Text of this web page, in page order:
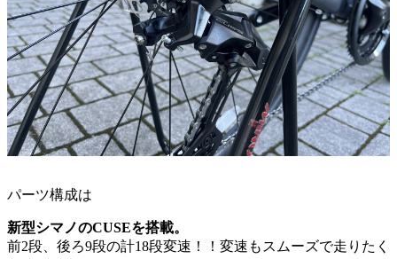
パーツ構成は
新型シマノのCUSEを搭載。
前2段、後ろ9段の計18段変速！！変速もスムーズで走りたく